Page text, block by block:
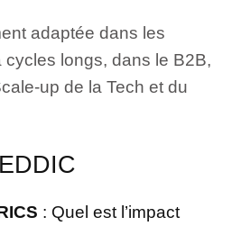
adaptée dans les
longs, dans le B2B,
up de la Tech et du
: Quel est l’impact